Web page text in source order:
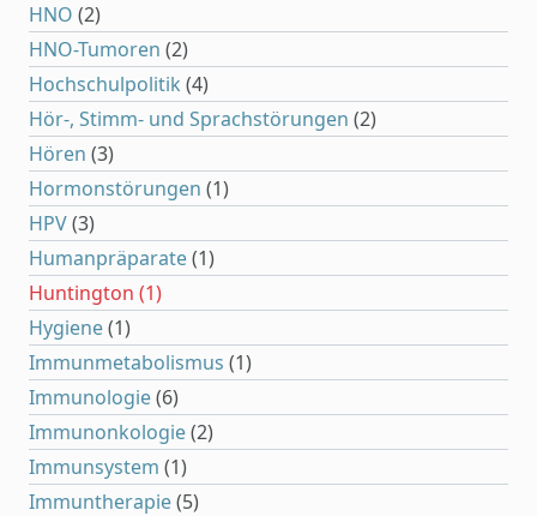
HNO (2)
HNO-Tumoren (2)
Hochschulpolitik (4)
Hör-, Stimm- und Sprachstörungen (2)
Hören (3)
Hormonstörungen (1)
HPV(3)
Humanpräparate(1)
Huntington (1)
Hygiene(1)
Immunmetabolismus (1)
Immunologie(6)
Immunonkologie(2)
Immunsystem (1)
Immuntherapie(5)